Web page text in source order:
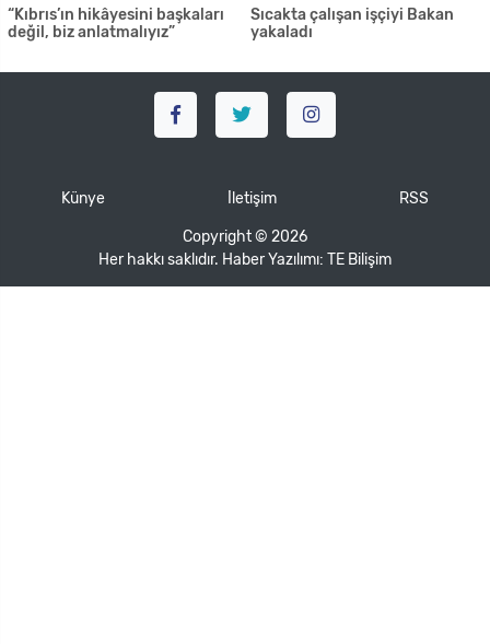
“Kıbrıs’ın hikâyesini başkaları
değil, biz anlatmalıyız”
Sıcakta çalışan işçiyi Bakan
yakaladı
Künye İletişim RSS
Copyright © 2026
Her hakkı saklıdır. Haber Yazılımı: TE Bilişim